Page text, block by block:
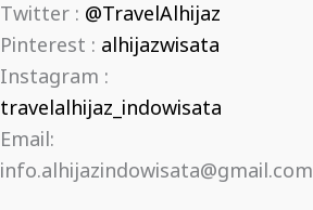
Twitter : @TravelAlhijaz
Pinterest : alhijazwisata
Instagram :
travelalhijaz_indowisata
Email:
info.alhijazindowisata@gmail.com